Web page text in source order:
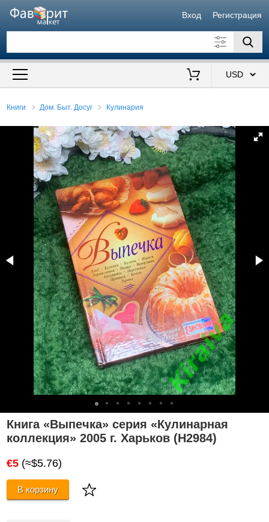
Вход Регистрация
Искать также в описании
Книги Дом. Быт. Досуг Кулинария
Книга «Выпечка» серия «Кулинарная
коллекция» 2005 г. Харьков (Н2984)
€5 (≈$5.76)
В корзину